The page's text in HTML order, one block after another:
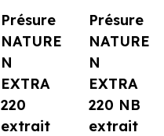
Présure
NATURE
N
EXTRA
220
extrait
Présure
NATURE
N
EXTRA
220 NB
extrait